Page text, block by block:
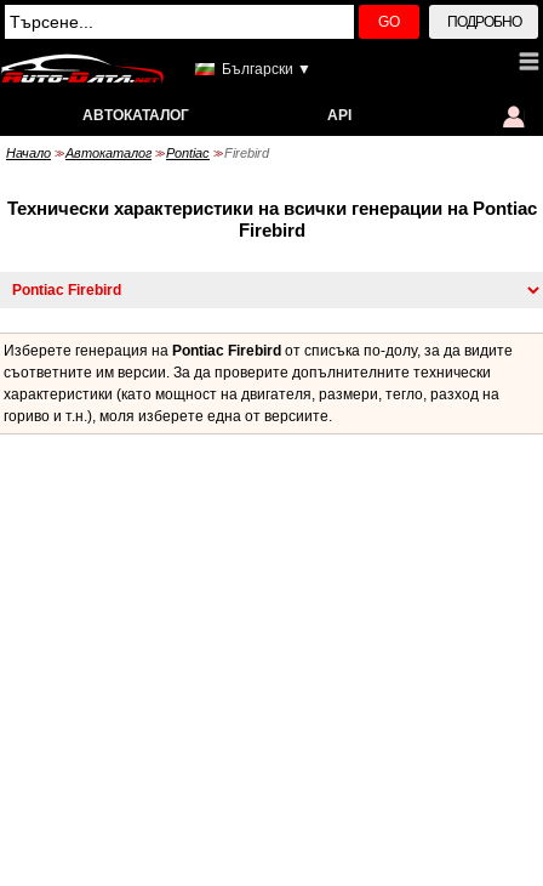
GO ПОДРОБНО
Български ▼
АВТОКАТАЛОГ API
Начало >> Автокаталог >> Pontiac >> Firebird
Технически характеристики на всички генерации на Pontiac
Firebird
Изберете генерация на Pontiac Firebird от списъка по-долу, за да видите
съответните им версии. За да проверите допълнителните технически
характеристики (като мощност на двигателя, размери, тегло, разход на
гориво и т.н.), моля изберете една от версиите.